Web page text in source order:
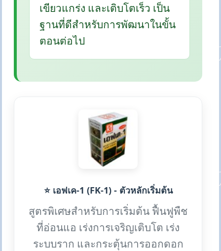
เขียวแกร่ง และเติบโตเร็ว เป็น
ฐานที่ดีสำหรับการพัฒนาในขั้น
ตอนต่อไป
⭐ เอฟเค-1 (FK-1) - ตัวหลักเริ่มต้น
สูตรพิเศษสำหรับการเริ่มต้น ฟื้นฟูพืช
ที่อ่อนแอ เร่งการเจริญเติบโต เร่ง
ระบบราก และกระตุ้นการออกดอก